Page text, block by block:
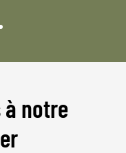
à notre